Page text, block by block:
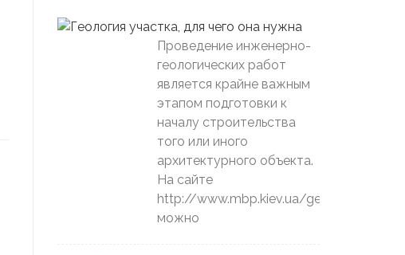
Проведение инженерно-
геологических работ
является крайне важным
этапом подготовки к
началу строительства
того или иного
архитектурного объекта.
На сайте
http://www.mbp.kiev.ua/geology
можно